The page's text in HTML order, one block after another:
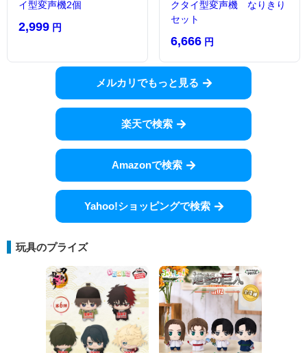
イ型変声機2個
2,999 円
クタイ型変声機 なりきり
セット
6,666 円
メルカリでもっと見る
楽天で検索
Amazonで検索
Yahoo!ショッピングで検索
玩具のプライズ